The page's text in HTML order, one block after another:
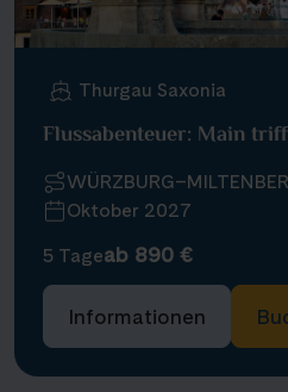
Thurgau Saxonia
Flussabenteuer: Main
Oktober 2027
5 Tageab 890 €
Informationen